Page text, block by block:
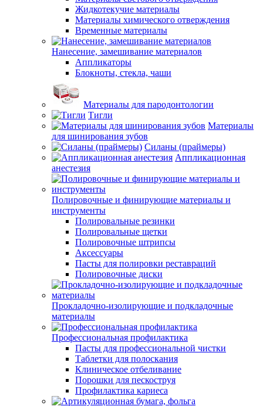
Жидкотекучие материалы
Материалы химического отверждения
Временные материалы
Нанесение, замешивание материалов
Аппликаторы
Блокноты, стекла, чаши
Материалы для пародонтологии
Тигли
Материалы
для шинирования зубов
Силаны (праймеры)
Аппликационная
анестезия
Полировочные и финирующие материалы и
инструменты
Полировальные резинки
Полировальные щетки
Полировочные штрипсы
Аксессуары
Пасты для полировки реставраций
Полировочные диски
Прокладочно-изолирующие и подкладочные
материалы
Профессиональная профилактика
Пасты для профессиональной чистки
Таблетки для полоскания
Клиническое отбеливание
Порошки для пескоструя
Профилактика кариеса